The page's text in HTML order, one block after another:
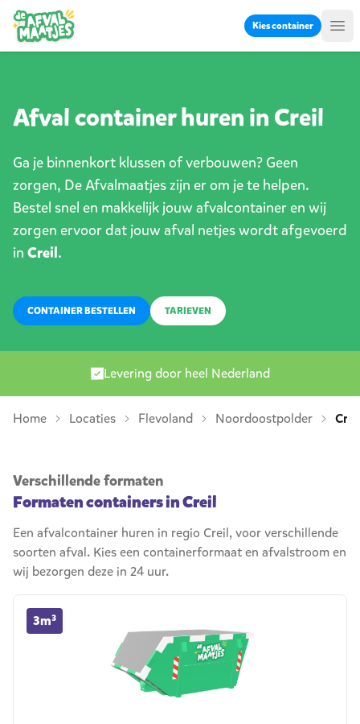
Kies container
Afval container huren in Creil
Ga je binnenkort klussen of verbouwen? Geen
zorgen, De Afvalmaatjes zijn er om je te helpen.
Bestel snel en makkelijk jouw afvalcontainer en wij
zorgen ervoor dat jouw afval netjes wordt afgevoerd
in Creil.
CONTAINER BESTELLEN TARIEVEN
Levering door heel Nederland
Home Locaties Flevoland Noordoostpolder Creil
Verschillende formaten
Formaten containers in Creil
Een afvalcontainer huren in regio Creil, voor verschillende
soorten afval. Kies een containerformaat en afvalstroom en
wij bezorgen deze in 24 uur.
3m³
3m³ container huren